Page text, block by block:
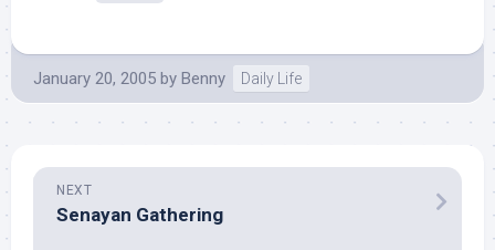
January 20, 2005 by Benny Daily Life
NEXT
Senayan Gathering